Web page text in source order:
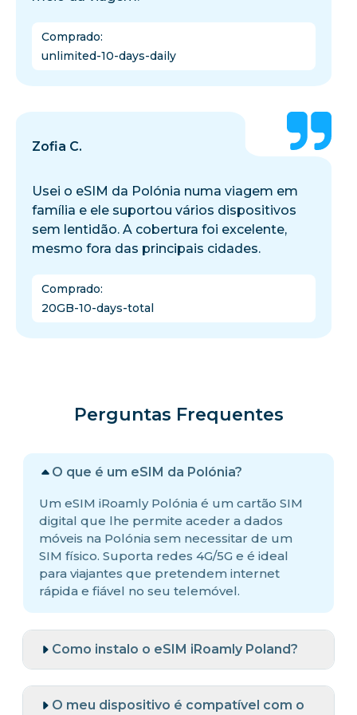
Comprado:
unlimited-10-days-daily
Zofia C.
Usei o eSIM da Polónia numa viagem em
família e ele suportou vários dispositivos
sem lentidão. A cobertura foi excelente,
mesmo fora das principais cidades.
Comprado:
20GB-10-days-total
Perguntas Frequentes
O que é um eSIM da Polónia?
Um eSIM iRoamly Polónia é um cartão SIM
digital que lhe permite aceder a dados
móveis na Polónia sem necessitar de um
SIM físico. Suporta redes 4G/5G e é ideal
para viajantes que pretendem internet
rápida e fiável no seu telemóvel.
Como instalo o eSIM iRoamly Poland?
O meu dispositivo é compatível com o